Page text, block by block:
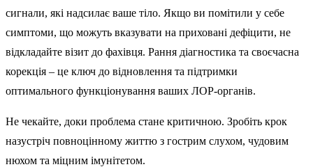
сигнали, які надсилає ваше тіло. Якщо ви помітили у себе
симптоми, що можуть вказувати на приховані дефіцити, не
відкладайте візит до фахівця. Рання діагностика та своєчасна
корекція – це ключ до відновлення та підтримки
оптимального функціонування ваших ЛОР-органів.
Не чекайте, доки проблема стане критичною. Зробіть крок
назустріч повноцінному життю з гострим слухом, чудовим
нюхом та міцним імунітетом.